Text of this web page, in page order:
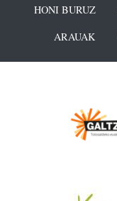
HONI BURUZ
ARAUAK